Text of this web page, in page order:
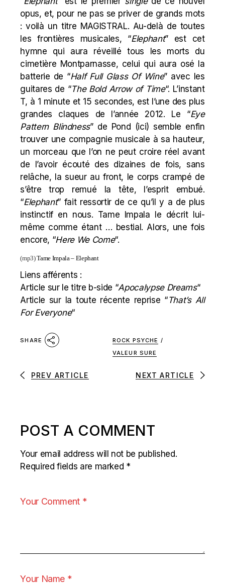
opus, et, pour ne pas se priver de grands mots
: voilà un titre MAGISTRAL. Au-delà de toutes
les frontières musicales, “Elephant” est cet
hymne qui aura réveillé tous les morts du
cimetière Montparnasse, celui qui aura osé la
batterie de “Half Full Glass Of Wine” avec les
guitares de “The Bold Arrow of Time“. L’instant
T, à 1 minute et 15 secondes, est l’une des plus
grandes claques de l’année 2012. Le “Eye
Pattern Blindness” de Pond (ici) semble enfin
trouver une compagnie musicale à sa hauteur,
un morceau que l’on ne peut croire réel avant
de l’avoir écouté des dizaines de fois, sans
relâche, la sueur au front, le corps crampé de
s’être trop remué la tête, l’esprit embué.
“Elephant” fait ressortir de ce qu’il y a de plus
instinctif en nous. Tame Impala le décrit lui-
même comme étant … bestial. Alors, une fois
encore, “Here We Come“.
(mp3)Tame Impala – Elephant
Liens afférents :
Article sur le titre b-side “Apocalypse Dreams“
Article sur la toute récente reprise “That’s All
For Everyone“
SHARE ROCK PSYCHE /
VALEUR SURE
PREV ARTICLE NEXT ARTICLE
POST A COMMENT
Your email address will not be published.
Required fields are marked *